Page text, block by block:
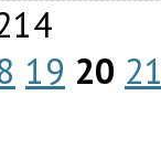
19 20